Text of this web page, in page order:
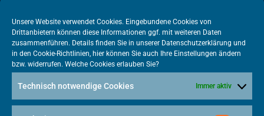
Unsere Website verwendet Cookies. Eingebundene Cookies von
Drittanbietern können diese Informationen ggf. mit weiteren Daten
zusammenführen. Details finden Sie in unserer Datenschutzerklärung und
in den Cookie-Richtlinien, hier können Sie auch Ihre Einstellungen ändern
bzw. widerrufen. Welche Cookies erlauben Sie?
Technisch notwendige Cookies Immer aktiv
+49 30 505615-38
berlin@vatm.de
VATM-Büro Brüssel
„House of Competition“ Rue de Trèves 49-51